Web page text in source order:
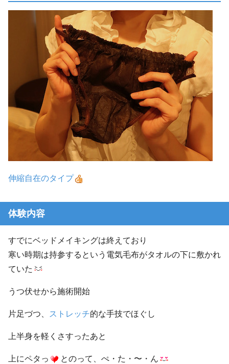
伸縮自在のタイプ
体験内容
すでにベッドメイキングは終えており
寒い時期は持参するという電気毛布がタオルの下に敷かれ
ていた
うつ伏せから施術開始
片足づつ、 ストレッチ的な手技でほぐし
上半身を軽くさすったあと
上にペタっ とのって、ぺ・た・〜・ん